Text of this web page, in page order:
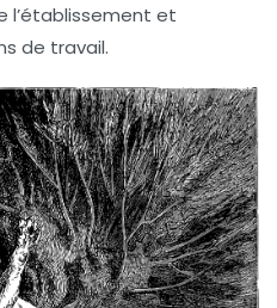
l’établissement et
de travail.